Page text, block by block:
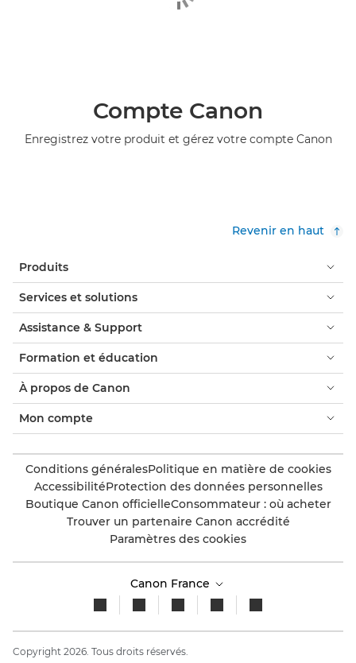
Compte Canon
Enregistrez votre produit et gérez votre compte Canon
Revenir en haut
Produits
Services et solutions
Assistance & Support
Formation et éducation
À propos de Canon
Mon compte
Conditions généralesPolitique en matière de cookies
AccessibilitéProtection des données personnelles
Boutique Canon officielleConsommateur : où acheter
Trouver un partenaire Canon accrédité
Paramètres des cookies
Canon France
Copyright 2026. Tous droits réservés.